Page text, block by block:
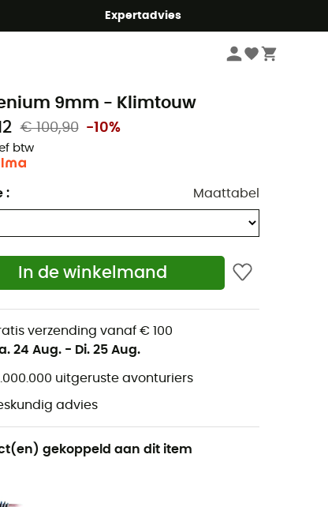
Expertadvies
9mm - Klimtouw
€ 100,90 -10%
btw
: Maattabel
In de winkelmand
verzending vanaf € 100
24 Aug. - Di. 25 Aug.
uitgeruste avonturiers
advies
gekoppeld aan dit item